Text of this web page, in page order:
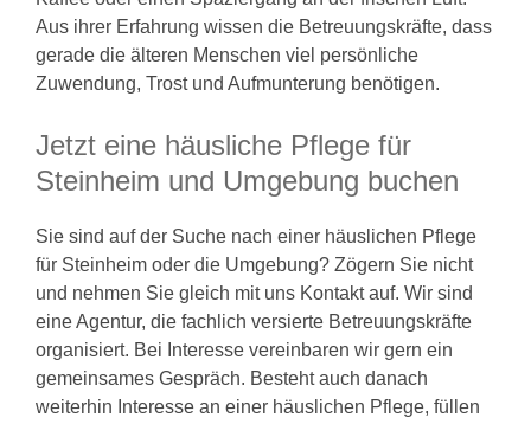
Aus ihrer Erfahrung wissen die Betreuungskräfte, dass
gerade die älteren Menschen viel persönliche
Zuwendung, Trost und Aufmunterung benötigen.
Jetzt eine häusliche Pflege für
Steinheim und Umgebung buchen
Sie sind auf der Suche nach einer häuslichen Pflege
für Steinheim oder die Umgebung? Zögern Sie nicht
und nehmen Sie gleich mit uns Kontakt auf. Wir sind
eine Agentur, die fachlich versierte Betreuungskräfte
organisiert. Bei Interesse vereinbaren wir gern ein
gemeinsames Gespräch. Besteht auch danach
weiterhin Interesse an einer häuslichen Pflege, füllen